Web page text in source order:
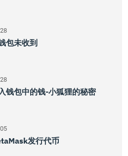
包未收到
钱包中的钱-小狐狸的秘密
发行代币